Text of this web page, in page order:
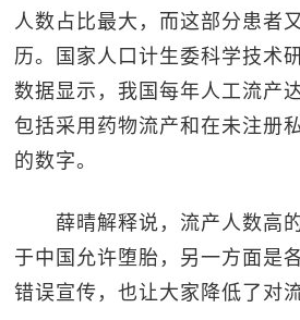
人数占比最大，而这部分患者
历。国家人口计生委科学技术
数据显示，我国每年人工流产
包括采用药物流产和在未注册
的数字。
薛晴解释说，流产人数高的
于中国允许堕胎，另一方面是
错误宣传，也让大家降低了对